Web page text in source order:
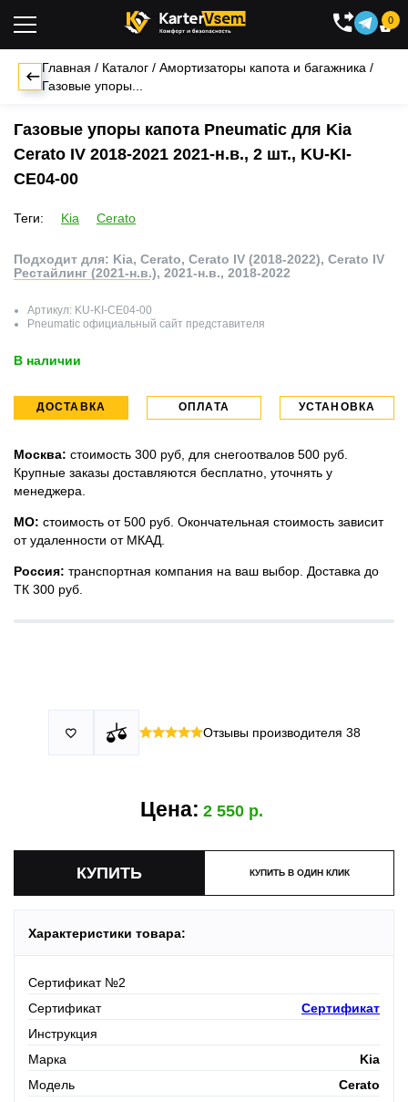

0
Главная / Каталог / Амортизаторы капота и багажника /
Газовые упоры...
Газовые упоры капота Pneumatic для Kia
Cerato IV 2018-2021 2021-н.в., 2 шт., KU-KI-
CE04-00
Теги: Kia Cerato
Подходит для: Kia, Cerato, Cerato IV (2018-2022), Cerato IV
Рестайлинг (2021-н.в.), 2021-н.в., 2018-2022
Артикул: KU-KI-CE04-00
Pneumatic официальный сайт представителя
В наличии
ДОСТАВКА ОПЛАТА УСТАНОВКА
Москва: стоимость 300 руб, для снегоотвалов 500 руб.
Крупные заказы доставляются бесплатно, уточнять у
менеджера.
МО: стоимость от 500 руб. Окончательная стоимость зависит
от удаленности от МКАД.
Россия: транспортная компания на ваш выбор. Доставка до
ТК 300 руб.
По России: оплата производится до момента отгрузки в ТК.
скидка 25%
 Отзывы производителя 38
Цена: 2 550
КУПИТЬ В ОДИН КЛИК
Характеристики товара:
Сертификат №2
Сертификат
Сертификат
Инструкция
Марка
Kia
Модель
Cerato